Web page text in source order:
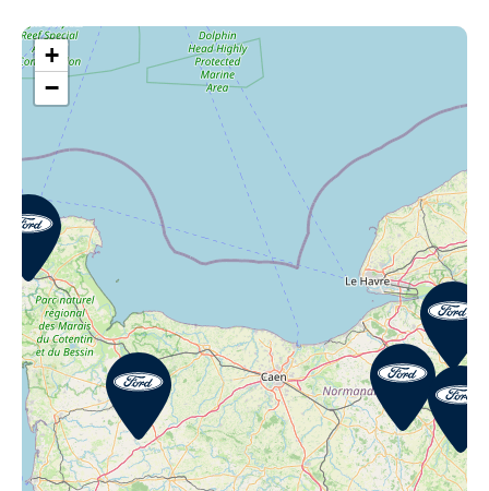
+
−